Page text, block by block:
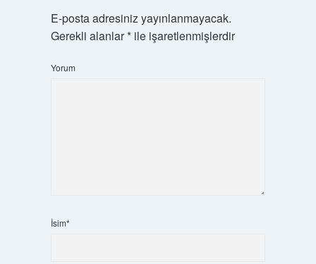
E-posta adresiniz yayınlanmayacak.
Gerekli alanlar*ile işaretlenmişlerdir
Yorum
İsim*